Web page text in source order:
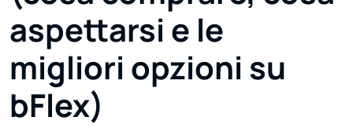
aspettarsi e le
migliori opzioni su
bFlex)